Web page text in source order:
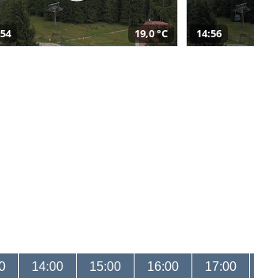
19,0 °C 14:56
14:00 15:00 16:00 17:00